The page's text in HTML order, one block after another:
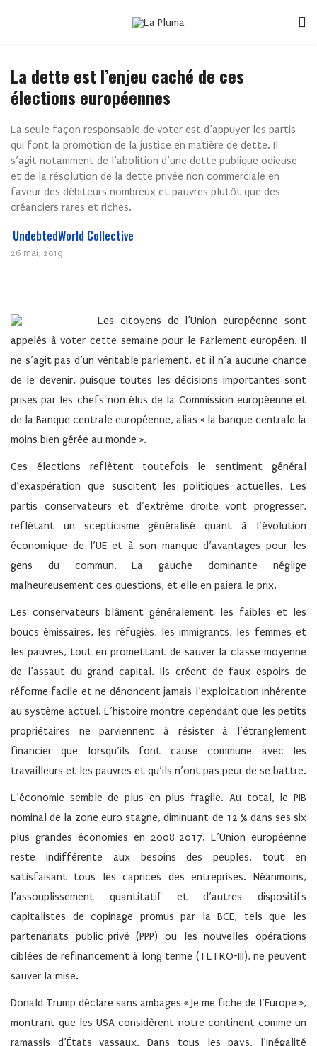
La dette est l’enjeu caché de ces
élections européennes
La seule façon responsable de voter est d’appuyer les partis
qui font la promotion de la justice en matière de dette. Il
s’agit notamment de l’abolition d’une dette publique odieuse
et de la résolution de la dette privée non commerciale en
faveur des débiteurs nombreux et pauvres plutôt que des
créanciers rares et riches.
UndebtedWorld Collective
26 mai, 2019
Les citoyens de l’Union européenne sont
appelés à voter cette semaine pour le Parlement européen. Il
ne s’agit pas d’un véritable parlement, et il n’a aucune chance
de le devenir, puisque toutes les décisions importantes sont
prises par les chefs non élus de la Commission européenne et
de la Banque centrale européenne, alias « la banque centrale la
moins bien gérée au monde ».
Ces élections reflètent toutefois le sentiment général
d’exaspération que suscitent les politiques actuelles. Les
partis conservateurs et d’extrême droite vont progresser,
reflétant un scepticisme généralisé quant à l’évolution
économique de l’UE et à son manque d’avantages pour les
gens du commun. La gauche dominante néglige
malheureusement ces questions, et elle en paiera le prix.
Les conservateurs blâment généralement les faibles et les
boucs émissaires, les réfugiés, les immigrants, les femmes et
les pauvres, tout en promettant de sauver la classe moyenne
de l’assaut du grand capital. Ils créent de faux espoirs de
réforme facile et ne dénoncent jamais l’exploitation inhérente
au système actuel. L’histoire montre cependant que les petits
propriétaires ne parviennent à résister à l’étranglement
financier que lorsqu’ils font cause commune avec les
travailleurs et les pauvres et qu’ils n’ont pas peur de se battre.
L’économie semble de plus en plus fragile. Au total, le PIB
nominal de la zone euro stagne, diminuant de 12 % dans ses six
plus grandes économies en 2008-2017. L’Union européenne
reste indifférente aux besoins des peuples, tout en
satisfaisant tous les caprices des entreprises. Néanmoins,
l’assouplissement quantitatif et d’autres dispositifs
capitalistes de copinage promus par la BCE, tels que les
partenariats public-privé (PPP) ou les nouvelles opérations
ciblées de refinancement à long terme (TLTRO-III), ne peuvent
sauver la mise.
Donald Trump déclare sans ambages « Je me fiche de l’Europe »,
montrant que les USA considèrent notre continent comme un
ramassis d’États vassaux. Dans tous les pays, l’inégalité